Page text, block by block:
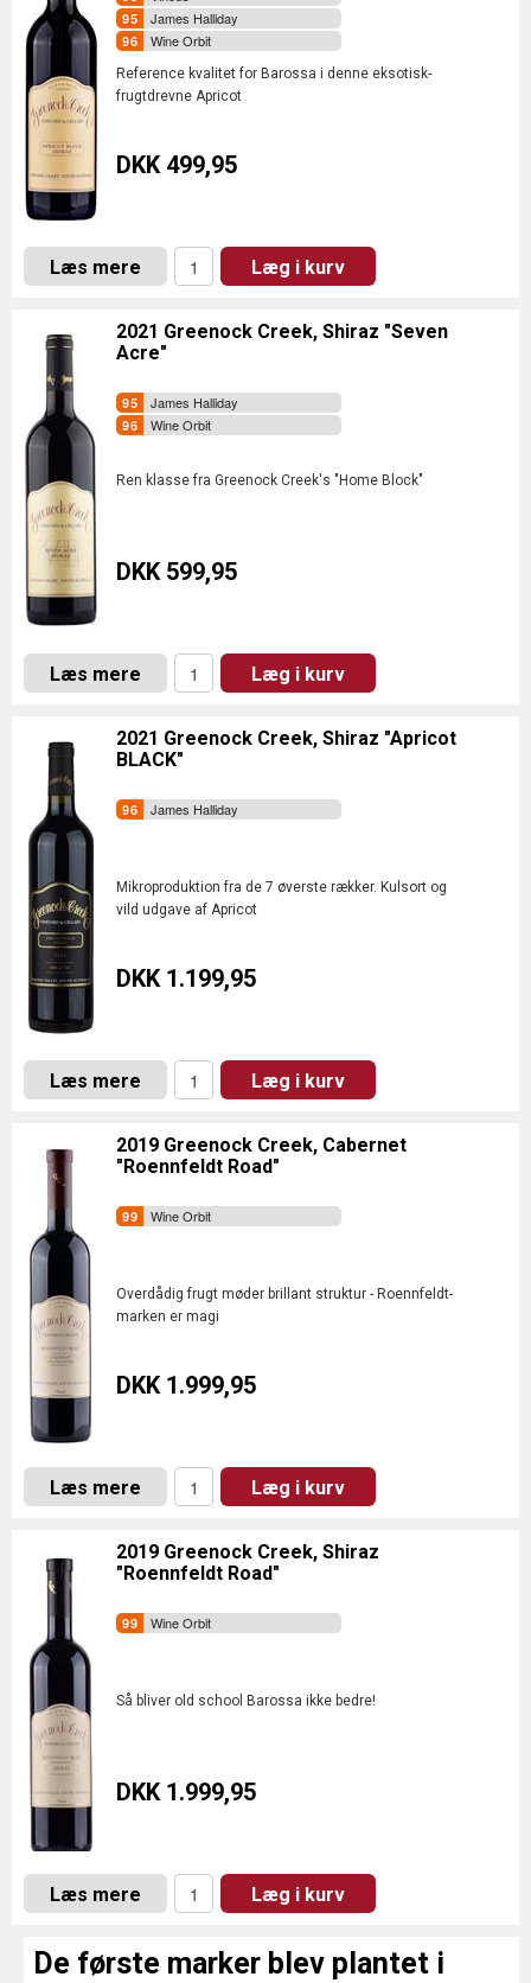
James Halliday
Wine Orbit
Reference kvalitet for Barossa i denne eksotisk-
frugtdrevne Apricot
DKK 499,95
Læs mere Læg i kurv
2021 Greenock Creek, Shiraz "Seven
Acre"
James Halliday
Wine Orbit
Ren klasse fra Greenock Creek's "Home Block"
DKK 599,95
Læs mere Læg i kurv
2021 Greenock Creek, Shiraz "Apricot
BLACK"
James Halliday
Mikroproduktion fra de 7 øverste rækker. Kulsort og
vild udgave af Apricot
DKK 1.199,95
Læs mere Læg i kurv
2019 Greenock Creek, Cabernet
"Roennfeldt Road"
Wine Orbit
Overdådig frugt møder brillant struktur - Roennfeldt-
marken er magi
DKK 1.999,95
Læs mere Læg i kurv
2019 Greenock Creek, Shiraz
"Roennfeldt Road"
Wine Orbit
Så bliver old school Barossa ikke bedre!
DKK 1.999,95
Læs mere Læg i kurv
De første marker blev plantet i